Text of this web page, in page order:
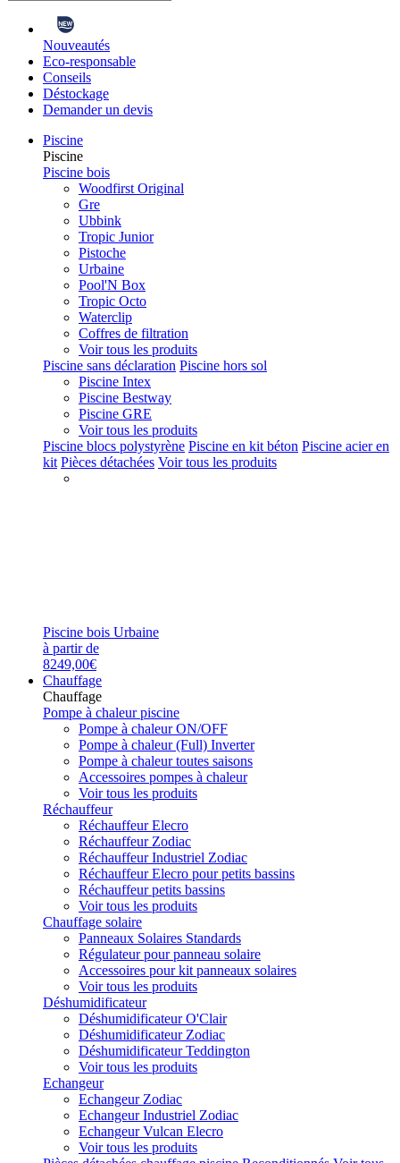
Nouveautés
Eco-responsable
Conseils
Déstockage
Demander un devis
Piscine
Piscine
Piscine bois
Woodfirst Original
Gre
Ubbink
Tropic Junior
Pistoche
Urbaine
Pool'N Box
Tropic Octo
Waterclip
Coffres de filtration
Voir tous les produits
Piscine sans déclaration Piscine hors sol
Piscine Intex
Piscine Bestway
Piscine GRE
Voir tous les produits
Piscine blocs polystyrène Piscine en kit béton Piscine acier en
kit Pièces détachées Voir tous les produits
Piscine bois Urbaine
à partir de
8249,00€
Chauffage
Chauffage
Pompe à chaleur piscine
Pompe à chaleur ON/OFF
Pompe à chaleur (Full) Inverter
Pompe à chaleur toutes saisons
Accessoires pompes à chaleur
Voir tous les produits
Réchauffeur
Réchauffeur Elecro
Réchauffeur Zodiac
Réchauffeur Industriel Zodiac
Réchauffeur Elecro pour petits bassins
Réchauffeur petits bassins
Voir tous les produits
Chauffage solaire
Panneaux Solaires Standards
Régulateur pour panneau solaire
Accessoires pour kit panneaux solaires
Voir tous les produits
Déshumidificateur
Déshumidificateur O'Clair
Déshumidificateur Zodiac
Déshumidificateur Teddington
Voir tous les produits
Echangeur
Echangeur Zodiac
Echangeur Industriel Zodiac
Echangeur Vulcan Elecro
Voir tous les produits